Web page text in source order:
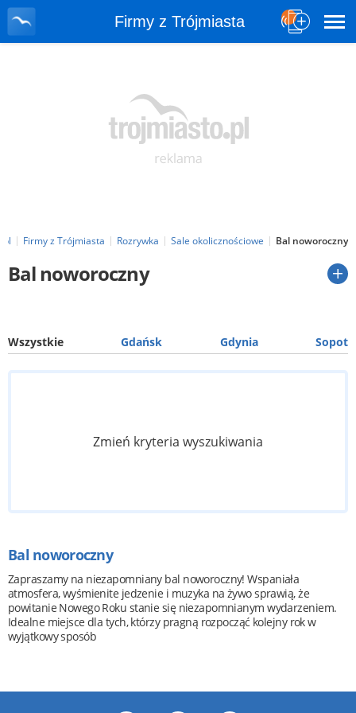
Firmy z Trójmiasta
Firmy z Trójmiasta Rozrywka Sale okolicznościowe Bal noworoczny
Bal noworoczny
Wszystkie Gdańsk Gdynia Sopot
Zmień kryteria wyszukiwania
Bal noworoczny
Zapraszamy na niezapomniany bal noworoczny! Wspaniała
atmosfera, wyśmienite jedzenie i muzyka na żywo sprawią, że
powitanie Nowego Roku stanie się niezapomnianym wydarzeniem.
Idealne miejsce dla tych, którzy pragną rozpocząć kolejny rok w
wyjątkowy sposób